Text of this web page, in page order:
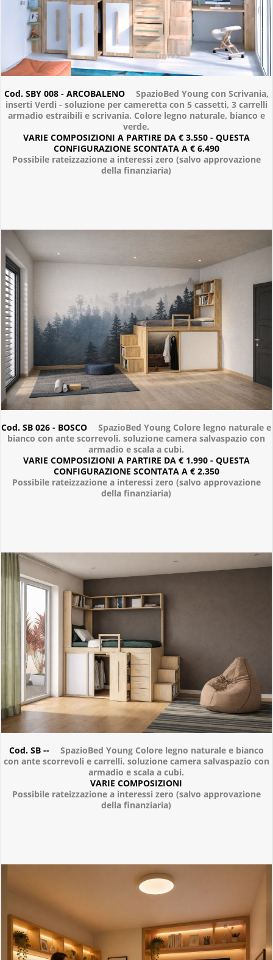
Cod. SBY 008 - ARCOBALENOSpazioBed Young con Scrivania,
inserti Verdi - soluzione per cameretta con 5 cassetti, 3 carrelli
armadio estraibili e scrivania. Colore legno naturale, bianco e
verde.
VARIE COMPOSIZIONI A PARTIRE DA € 3.550 - QUESTA
CONFIGURAZIONE SCONTATA A € 6.490
Possibile rateizzazione a interessi zero (salvo approvazione
della finanziaria)
Cod. SB 026 - BOSCO SpazioBed Young Colore legno naturale e
bianco con ante scorrevoli. soluzione camera salvaspazio con
armadio e scala a cubi.
VARIE COMPOSIZIONI A PARTIRE DA € 1.990 - QUESTA
CONFIGURAZIONE SCONTATA A € 2.350
Possibile rateizzazione a interessi zero (salvo approvazione
della finanziaria)
Cod. SB --SpazioBed Young Colore legno naturale e bianco
con ante scorrevoli e carrelli. soluzione camera salvaspazio con
armadio e scala a cubi.
VARIE COMPOSIZIONI
Possibile rateizzazione a interessi zero (salvo approvazione
della finanziaria)